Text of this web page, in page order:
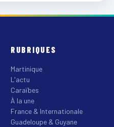
RUBRIQUES
Martinique
L'actu
Caraïbes
À la une
France & Internationale
Guadeloupe & Guyane